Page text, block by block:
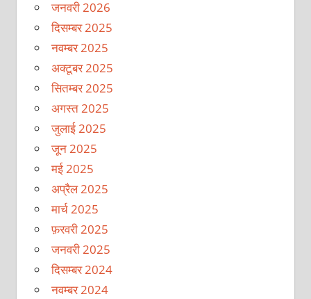
जनवरी 2026
दिसम्बर 2025
नवम्बर 2025
अक्टूबर 2025
सितम्बर 2025
अगस्त 2025
जुलाई 2025
जून 2025
मई 2025
अप्रैल 2025
मार्च 2025
फ़रवरी 2025
जनवरी 2025
दिसम्बर 2024
नवम्बर 2024